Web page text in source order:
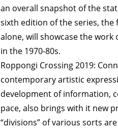
an overall snapshot of the
sixth edition of the series, the
alone, will showcase the
in the 1970-80s.
Roppongi Crossing 2019:
contemporary artistic
development of information,
pace, also brings with it new
“divisions” of various sorts